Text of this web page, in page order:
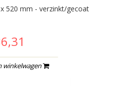
520 mm - verzinkt/gecoat
winkelwagen